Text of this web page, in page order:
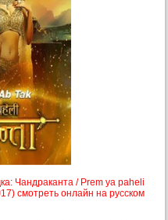
Чандраканта / Prem ya paheli
смотреть онлайн на русском